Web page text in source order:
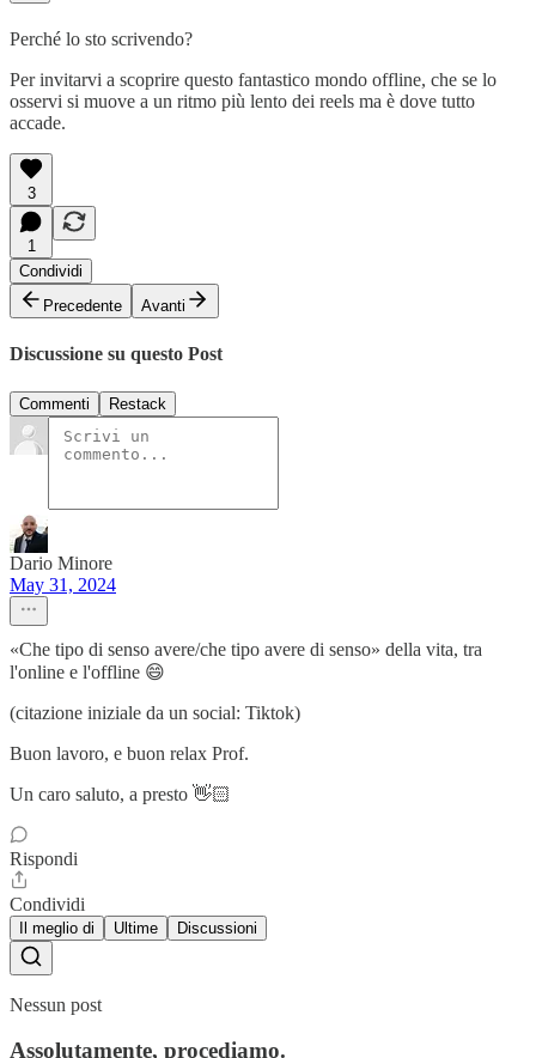
Perché lo sto scrivendo?
Per invitarvi a scoprire questo fantastico mondo offline, che se lo
osservi si muove a un ritmo più lento dei reels ma è dove tutto
accade.
3
1
Condividi
Precedente
Avanti
Discussione su questo Post
Commenti Restack
Dario Minore
May 31, 2024
«Che tipo di senso avere/che tipo avere di senso» della vita, tra
l'online e l'offline 😄
(citazione iniziale da un social: Tiktok)
Buon lavoro, e buon relax Prof.
Un caro saluto, a presto 👋🏻
Rispondi
Condividi
Il meglio di Ultime Discussioni
Nessun post
Assolutamente, procediamo.